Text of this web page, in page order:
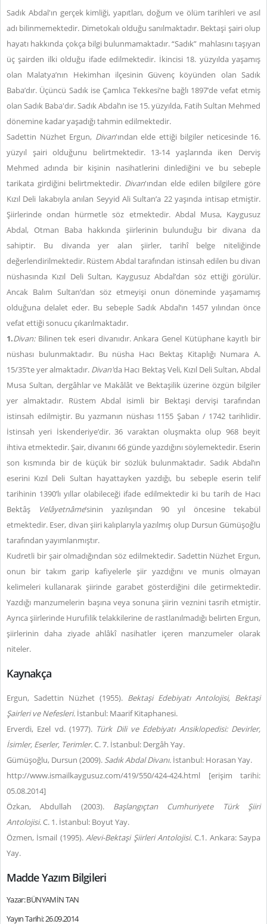
Sadık Abdal'ın gerçek kimliği, yapıtları, doğum ve ölüm tarihleri ve asıl
adı bilinmemektedir. Dimetokalı olduğu sanılmaktadır. Bektaşi şairi olup
hayatı hakkında çokça bilgi bulunmamaktadır. “Sadık” mahlasını taşıyan
üç şairden ilki olduğu ifade edilmektedir. İkincisi 18. yüzyılda yaşamış
olan Malatya’nın Hekimhan ilçesinin Güvenç köyünden olan Sadık
Baba’dır. Üçüncü Sadık ise Çamlıca Tekkesi’ne bağlı 1897’de vefat etmiş
olan Sadık Baba'dır. Sadık Abdal’ın ise 15. yüzyılda, Fatih Sultan Mehmed
dönemine kadar yaşadığı tahmin edilmektedir.
Sadettin Nüzhet Ergun, Divan'ından elde ettiği bilgiler neticesinde 16.
yüzyıl şairi olduğunu belirtmektedir. 13-14 yaşlarında iken Derviş
Mehmed adında bir kişinin nasihatlerini dinlediğini ve bu sebeple
tarikata girdiğini belirtmektedir. Divan'ından elde edilen bilgilere göre
Kızıl Deli lakabıyla anılan Seyyid Ali Sultan’a 22 yaşında intisap etmiştir.
Şiirlerinde ondan hürmetle söz etmektedir. Abdal Musa, Kaygusuz
Abdal, Otman Baba hakkında şiirlerinin bulunduğu bir divana da
sahiptir. Bu divanda yer alan şiirler, tarihî belge niteliğinde
değerlendirilmektedir. Rüstem Abdal tarafından istinsah edilen bu divan
nüshasında Kızıl Deli Sultan, Kaygusuz Abdal’dan söz ettiği görülür.
Ancak Balım Sultan’dan söz etmeyişi onun döneminde yaşamamış
olduğuna delalet eder. Bu sebeple Sadık Abdal’ın 1457 yılından önce
vefat ettiği sonucu çıkarılmaktadır.
1.Divan:Bilinen tek eseri divanıdır. Ankara Genel Kütüphane kayıtlı bir
nüshası bulunmaktadır. Bu nüsha Hacı Bektaş Kitaplığı Numara A.
15/35’te yer almaktadır. Divan'da Hacı Bektaş Veli, Kızıl Deli Sultan, Abdal
Musa Sultan, dergâhlar ve Makâlât ve Bektaşilik üzerine özgün bilgiler
yer almaktadır. Rüstem Abdal isimli bir Bektaşi dervişi tarafından
istinsah edilmiştir. Bu yazmanın nüshası 1155 Şaban / 1742 tarihlidir.
İstinsah yeri İskenderiye’dir. 36 varaktan oluşmakta olup 968 beyit
ihtiva etmektedir. Şair, divanını 66 günde yazdığını söylemektedir. Eserin
son kısmında bir de küçük bir sözlük bulunmaktadır. Sadık Abdal’ın
eserini Kızıl Deli Sultan hayattayken yazdığı, bu sebeple eserin telif
tarihinin 1390’lı yıllar olabileceği ifade edilmektedir ki bu tarih de Hacı
Bektâş
Velâyetnâme’sinin yazılışından 90 yıl öncesine tekabül
etmektedir. Eser, divan şiiri kalıplarıyla yazılmış olup Dursun Gümüşoğlu
tarafından yayımlanmıştır.
Kudretli bir şair olmadığından söz edilmektedir. Sadettin Nüzhet Ergun,
onun bir takım garip kafiyelerle şiir yazdığını ve munis olmayan
kelimeleri kullanarak şiirinde garabet gösterdiğini dile getirmektedir.
Yazdığı manzumelerin başına veya sonuna şiirin veznini tasrih etmiştir.
Ayrıca şiirlerinde Hurufilik telakkilerine de rastlanılmadığı belirten Ergun,
şiirlerinin daha ziyade ahlâkî nasihatler içeren manzumeler olarak
niteler.
Kaynakça
Ergun, Sadettin Nüzhet (1955). Bektaşi Edebiyatı Antolojisi, Bektaşi
Şairleri ve Nefesleri. İstanbul: Maarif Kitaphanesi.
Erverdi, Ezel vd. (1977). Türk Dili ve Edebiyatı Ansiklopedisi: Devirler,
İsimler, Eserler, Terimler.C. 7. İstanbul: Dergâh Yay.
Gümüşoğlu, Dursun (2009). Sadık Abdal Divanı. İstanbul: Horasan Yay.
http://www.ismailkaygusuz.com/419/550/424-424.html [erişim tarihi:
05.08.2014]
Özkan, Abdullah (2003). Başlangıçtan Cumhuriyete Türk Şiiri
Antolojisi.C. 1. İstanbul: Boyut Yay.
Özmen, İsmail (1995).Alevi-Bektaşi Şiirleri Antolojisi.C.1. Ankara: Saypa
Yay.
Madde Yazım Bilgileri
Yazar: BÜNYAMİN TAN
Yayın Tarihi: 26.09.2014